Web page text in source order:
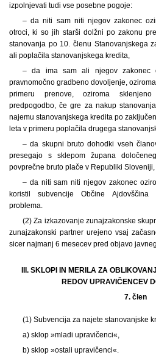
izpolnjevati tudi vse posebne pogoje:
– da niti sam niti njegov zakonec
otroci, ki so jih starši dolžni po zakonu
stanovanja po 10. členu Stanovanjskega
ali poplačila stanovanjskega kredita,
– da ima sam ali njegov zakonec
pravnomočno gradbeno dovoljenje,
primeru prenove, oziroma
predpogodbo, če gre za nakup
najemu stanovanjskega kredita po
leta v primeru poplačila drugega
– da skupni bruto dohodki vseh
presegajo s sklepom župana
povprečne bruto plače v Republiki Sloveniji,
– da niti sam niti njegov zakonec
koristil subvencije Občine Ajdovščina
problema.
(2) Za izkazovanje zunajzakonske
zunajzakonski partner urejeno vsaj
sicer najmanj 6 mesecev pred objavo
III. SKLOPI IN MERILA ZA
REDOV UPRAVIČENCEV
7. člen
(1) Subvencija za najete stanovanjske
a) sklop »mladi upravičenci«,
b) sklop »ostali upravičenci«.